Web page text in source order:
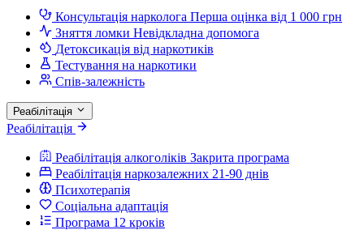
Консультація нарколога Перша оцінка від 1 000 грн
Зняття ломки Невідкладна допомога
Детоксикація від наркотиків
Тестування на наркотики
Спів-залежність
Реабілітація
Реабілітація
Реабілітація алкоголіків Закрита програма
Реабілітація наркозалежних 21-90 днів
Психотерапія
Соціальна адаптація
Програма 12 кроків